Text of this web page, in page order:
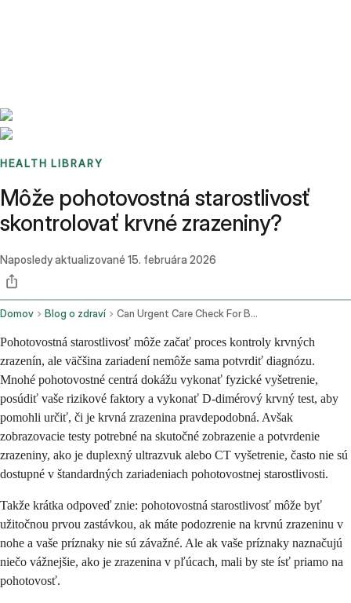
HEALTH LIBRARY
Môže pohotovostná starostlivosť
skontrolovať krvné zrazeniny?
Naposledy aktualizované 15. februára 2026
Domov Blog o zdraví Can Urgent Care Check For Blood Clots
Pohotovostná starostlivosť môže začať proces kontroly krvných
zrazenín, ale väčšina zariadení nemôže sama potvrdiť diagnózu.
Mnohé pohotovostné centrá dokážu vykonať fyzické vyšetrenie,
posúdiť vaše rizikové faktory a vykonať D-dimérový krvný test, aby
pomohli určiť, či je krvná zrazenina pravdepodobná. Avšak
zobrazovacie testy potrebné na skutočné zobrazenie a potvrdenie
zrazeniny, ako je duplexný ultrazvuk alebo CT vyšetrenie, často nie sú
dostupné v štandardných zariadeniach pohotovostnej starostlivosti.
Takže krátka odpoveď znie: pohotovostná starostlivosť môže byť
užitočnou prvou zastávkou, ak máte podozrenie na krvnú zrazeninu v
nohe a vaše príznaky nie sú závažné. Ale ak vaše príznaky naznačujú
niečo vážnejšie, ako je zrazenina v pľúcach, mali by ste ísť priamo na
pohotovosť.